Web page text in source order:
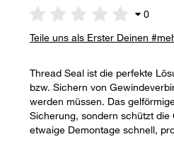
0
Teile uns als Erster Deinen
Thread Seal ist die perfekte
bzw. Sichern von
werden müssen. Das
Sicherung, sondern schützt
etwaige Demontage schnell,